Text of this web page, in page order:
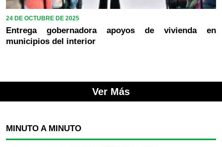
24 DE OCTUBRE DE 2025
Entrega gobernadora apoyos de vivienda en
municipios del interior
Ver Más
MINUTO A MINUTO